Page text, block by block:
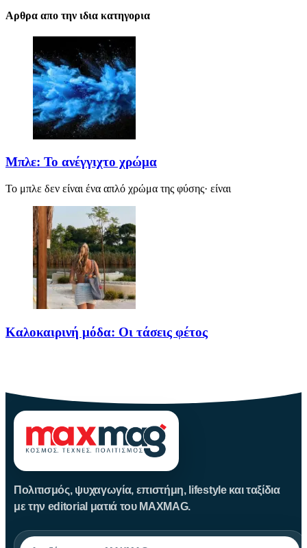
Αρθρα απο την ιδια κατηγορια
Μπλε: Το ανέγγιχτο χρώμα
Το μπλε δεν είναι ένα απλό χρώμα της φύσης· είναι
Καλοκαιρινή μόδα: Οι τάσεις φέτος
Πολιτισμός, ψυχαγωγία, επιστήμη, lifestyle και ταξίδια
με την editorial ματιά του MAXMAG.
Αναζήτηση